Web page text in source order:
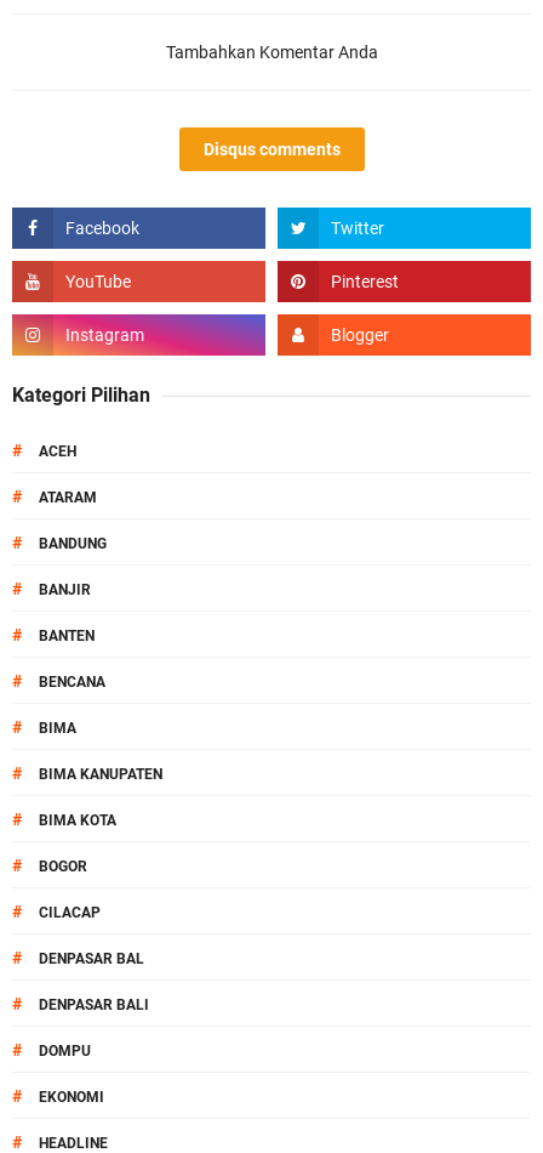
Tambahkan Komentar Anda
Disqus comments
Kategori Pilihan
# ACEH
# ATARAM
# BANDUNG
# BANJIR
# BANTEN
# BENCANA
# BIMA
# BIMA KANUPATEN
# BIMA KOTA
# BOGOR
# CILACAP
# DENPASAR BAL
# DENPASAR BALI
# DOMPU
# EKONOMI
# HEADLINE